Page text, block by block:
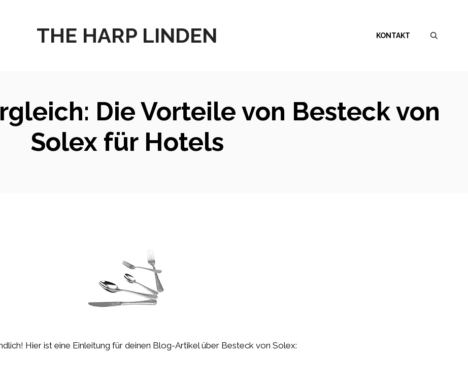
THE HARP LINDEN KONTAKT
Die Vorteile von Besteck von
Solex für Hotels
Hier ist eine Einleitung für deinen Blog-Artikel über Besteck von Solex: